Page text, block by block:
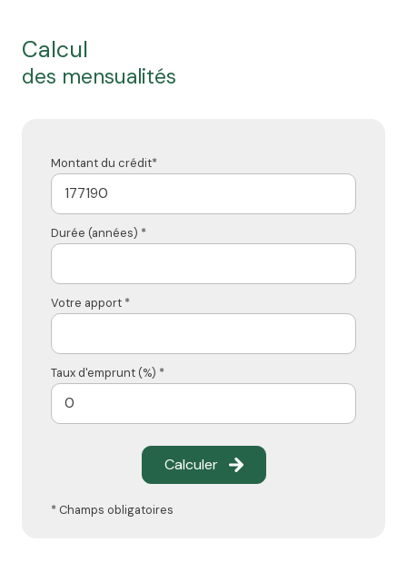
calcul
des mensualités
Montant du crédit*
Durée (années) *
Votre apport *
Taux d'emprunt (%) *
Calculer
* Champs obligatoires